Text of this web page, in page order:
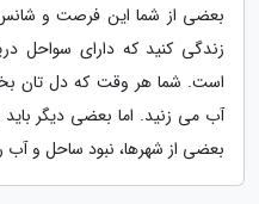
بعضی از شما این فرصت و شانس
زندگی کنید که دارای سواحل
است. شما هر وقت که دل تان
آب می زنید. اما بعضی دیگر
بعضی از شهرها، نبود ساحل و آب